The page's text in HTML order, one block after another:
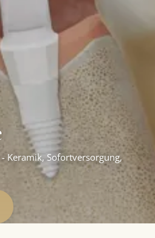
Keramik, Sofortversorgung,